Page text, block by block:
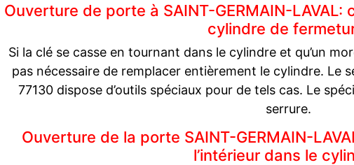
Ouverture de porte à SAINT-GERMAIN-
cylindre de
Si la clé se casse en tournant dans le cylindre et qu’un
pas nécessaire de remplacer entièrement le cylindre. Le
77130 dispose d’outils spéciaux pour de tels cas. Le
serrure.
Ouverture de la porte SAINT-GERMAIN-
l’intérieur dans le